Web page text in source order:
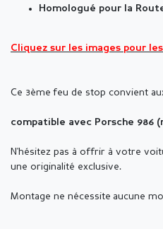
Homologué pour la
Cliquez sur les images pour
Ce 3ème feu de stop convient
compatible avec Porsche 986
N'hésitez pas à offrir à votre
une originalité exclusive.
Montage ne nécessite aucune